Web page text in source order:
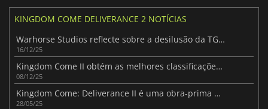
KINGDOM COME DELIVERANCE 2 NOTÍCIAS
Warhorse Studios reflecte sobre a desilusão da TGA 2025
16/12/25
Kingdom Come II obtém as melhores classificações na TGA 2025
08/12/25
Kingdom Come: Deliverance II é uma obra-prima medieval
28/05/25